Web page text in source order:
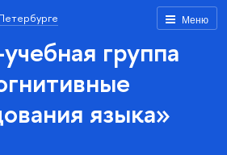
Меню
группа
языка»